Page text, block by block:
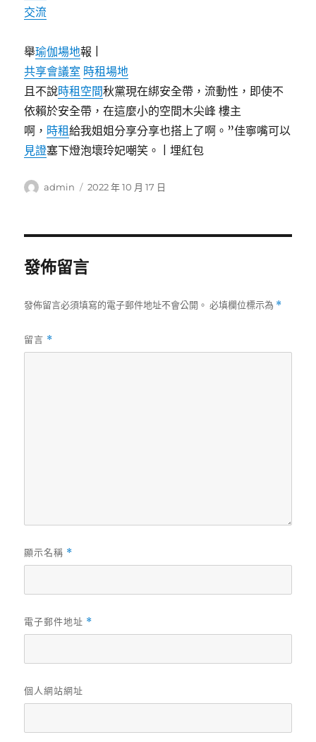
交流
舉瑜伽場地報 |
共享會議室 時租場地
且不說時租空間秋黨現在綁安全帶，流動性，即使不
依賴於安全帶，在這麼小的空間木尖峰 樓主
啊， 時租給我姐姐分享分享也搭上了啊。”佳寧嘴可以
見證塞下燈泡壞玲妃嘲笑。 |埋紅包
作
admin
發
2022 年 10 月 17 日
發佈留言
發佈留言必須填寫的電子郵件地址不會公開。 必填欄位標示為 *
留言 *
顯示名稱 *
電子郵件地址 *
個人網站網址